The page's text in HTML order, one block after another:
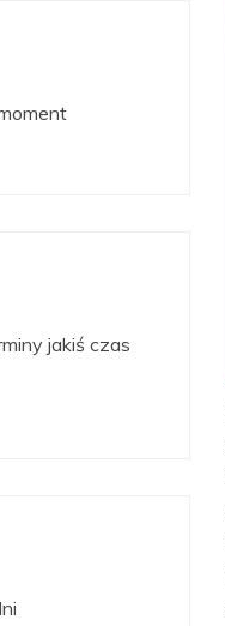
jakiś czas